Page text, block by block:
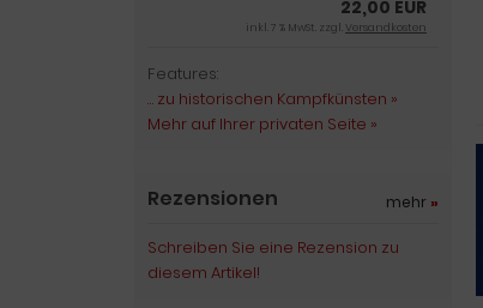
22,00 EUR
inkl. 7 % MwSt. zzgl.Versandkosten
Features:
… zu historischen Kampfkünsten »
Mehr auf Ihrer privaten Seite »
Rezensionen mehr »
Schreiben Sie eine Rezension zu
diesem Artikel!